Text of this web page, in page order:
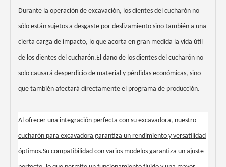
Durante la operación de excavación, los dientes del cucharón no
sólo están sujetos a desgaste por deslizamiento sino también a una
cierta carga de impacto, lo que acorta en gran medida la vida útil
de los dientes del cucharón.El daño de los dientes del cucharón no
solo causará desperdicio de material y pérdidas económicas, sino
que también afectará directamente el programa de producción.
Al ofrecer una integración perfecta con su excavadora, nuestro
cucharón para excavadora garantiza un rendimiento y versatilidad
óptimos.Su compatibilidad con varios modelos garantiza un ajuste